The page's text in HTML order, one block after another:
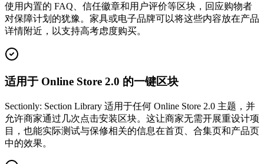
使用内置的 FAQ、信任徽章和用户评价等区块，回应购物者
对保障计划的犹豫。家具或电子品牌可以将这些内容放在产品
详情附近，以支持高考虑度购买。
适用于 Online Store 2.0 的一键区块
Sectionly: Section Library 适用于任何 Online Store 2.0 主题，并
允许商家通过几次点击安装区块。这让商家无需开展重设计项
目，也能实际测试与保修相关的信息在首页、合集页和产品页
中的效果。